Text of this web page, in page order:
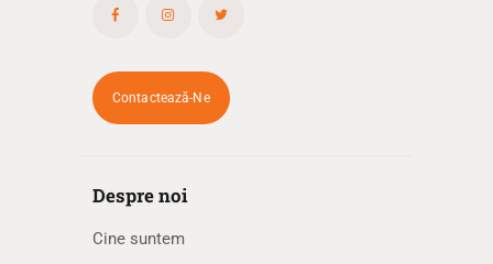
Contactează-Ne
Despre noi
Cine suntem